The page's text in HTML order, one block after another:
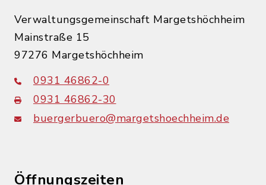
Verwaltungsgemeinschaft Margetshöchheim
Mainstraße 15
97276 Margetshöchheim
0931 46862-0
0931 46862-30
buergerbuero@margetshoechheim.de
Öffnungszeiten